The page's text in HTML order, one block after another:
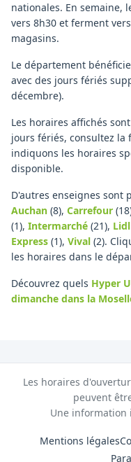
nationales. En semaine,
vers 8h30 et ferment
magasins.
Le département
avec des jours fériés
décembre).
Les horaires affichés
jours fériés, consultez la
indiquons les horaires
disponible.
D'autres enseignes sont
Auchan (8), Carrefour
(1), Intermarché (21), Lidl
Express (1), Vival (2).
les horaires dans le
Découvrez quels Hyper U
dimanche dans la
Les horaires
peuvent
Une information
Mentions légales